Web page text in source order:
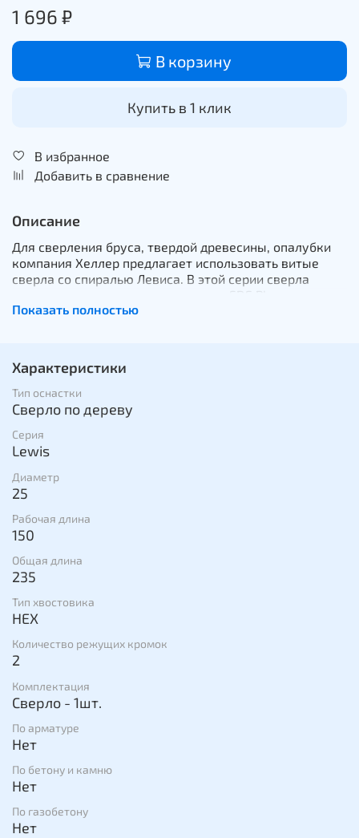
1 696 ₽
В корзину
Купить в 1 клик
В избранное
Добавить в сравнение
Описание
Для сверления бруса, твердой древесины, опалубки
компания Хеллер предлагает использовать витые
сверла со спиралью Левиса. В этой серии сверла
хвостовиками, поставляются как в индивидуальной
резьбой, для максимально точного старта сверления,
основная и дополнительные режущие кромки
закалены и обладают острой заточкой.
Показать полностью
Характеристики
Тип оснастки
Сверло по дереву
Серия
Lewis
Диаметр
25
Рабочая длина
150
Общая длина
235
Тип хвостовика
HEX
Количество режущих кромок
2
Комплектация
Сверло - 1шт.
По арматуре
Нет
По бетону и камню
Нет
По газобетону
Нет